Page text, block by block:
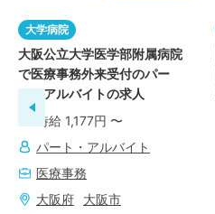
大学病院
大阪公立大学医学部附属病院
で医療事務外来受付のパー
ト・アルバイトの求人
時給 1,177円 〜
パート・アルバイト
医療事務
大阪府
大阪市